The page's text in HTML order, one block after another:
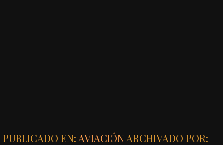
PUBLICADO EN: AVIACIÓNARCHIVADO POR: